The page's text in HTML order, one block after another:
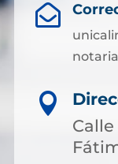

